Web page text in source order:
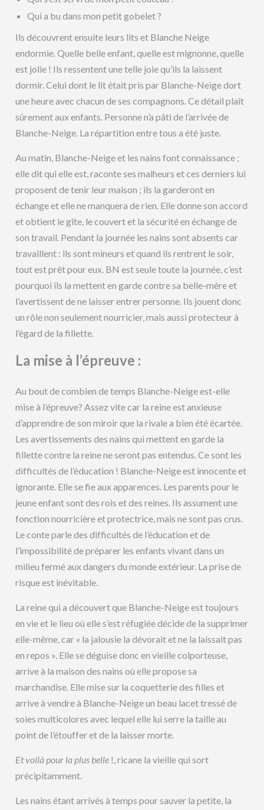
Qui a bu dans mon petit gobelet ?
Ils découvrent ensuite leurs lits et Blanche Neige
endormie. Quelle belle enfant, quelle est mignonne, quelle
est jolie ! Ils ressentent une telle joie qu’ils la laissent
dormir. Celui dont le lit était pris par Blanche-Neige dort
une heure avec chacun de ses compagnons. Ce détail plaît
sûrement aux enfants. Personne n’a pâti de l’arrivée de
Blanche-Neige. La répartition entre tous a été juste.
Au matin, Blanche-Neige et les nains font connaissance ;
elle dit qui elle est, raconte ses malheurs et ces derniers lui
proposent de tenir leur maison ; ils la garderont en
échange et elle ne manquera de rien. Elle donne son accord
et obtient le gîte, le couvert et la sécurité en échange de
son travail. Pendant la journée les nains sont absents car
travaillent : ils sont mineurs et quand ils rentrent le soir,
tout est prêt pour eux. BN est seule toute la journée, c’est
pourquoi ils la mettent en garde contre sa belle-mère et
l’avertissent de ne laisser entrer personne. Ils jouent donc
un rôle non seulement nourricier, mais aussi protecteur à
l’égard de la fillette.
La mise à l’épreuve :
Au bout de combien de temps Blanche-Neige est-elle
mise à l’épreuve? Assez vite car la reine est anxieuse
d’apprendre de son miroir que la rivale a bien été écartée.
Les avertissements des nains qui mettent en garde la
fillette contre la reine ne seront pas entendus. Ce sont les
difficultés de l’éducation ! Blanche-Neige est innocente et
ignorante. Elle se fie aux apparences. Les parents pour le
jeune enfant sont des rois et des reines. Ils assument une
fonction nourricière et protectrice, mais ne sont pas crus.
Le conte parle des difficultés de l’éducation et de
l’impossibilité de préparer les enfants vivant dans un
milieu fermé aux dangers du monde extérieur. La prise de
risque est inévitable.
La reine qui a découvert que Blanche-Neige est toujours
en vie et le lieu où elle s’est réfugiée décide de la supprimer
elle-même, car « la jalousie la dévorait et ne la laissait pas
en repos ». Elle se déguise donc en vieille colporteuse,
arrive à la maison des nains où elle propose sa
marchandise. Elle mise sur la coquetterie des filles et
arrive à vendre à Blanche-Neige un beau lacet tressé de
soies multicolores avec lequel elle lui serre la taille au
point de l’étouffer et de la laisser morte.
Et voilà pour la plus belle !, ricane la vieille qui sort
précipitamment.
Les nains étant arrivés à temps pour sauver la petite, la